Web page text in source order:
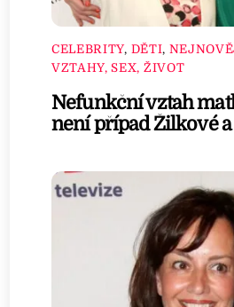
CELEBRITY, DĚTI,
VZTAHY, SEX, ŽIVOT
Nefunkční vztah
není případ Žilkové